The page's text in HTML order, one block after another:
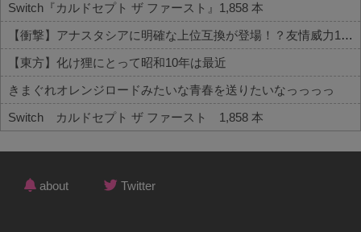
Switch『カルドセプト ザ ファースト』1,858 本
【衝撃】アナスタシアに明確な上位互換が登場！？友情威力10倍級のバケモン性能
【東方】化け狸にとって昭和10年は最近
きまぐれオレンジロードみたいな青春を送りたいなっっっっ
Switch カルドセプト ザ ファースト 1,858 本
Powered by livedoor 相互RSS
about Twitter